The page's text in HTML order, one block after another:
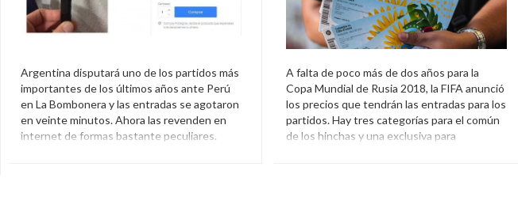
Argentina disputará uno de los partidos más
importantes de los últimos años ante Perú
en La Bombonera y las entradas se agotaron
en veinte minutos. Ahora las revenden en
internet de formas bastante peculiares.
A falta de poco más de dos años para la
Copa Mundial de Rusia 2018, la FIFA anunció
los precios que tendrán las entradas para los
partidos. Hay tres categorías para el común
de los hinchas y una exclusiva para